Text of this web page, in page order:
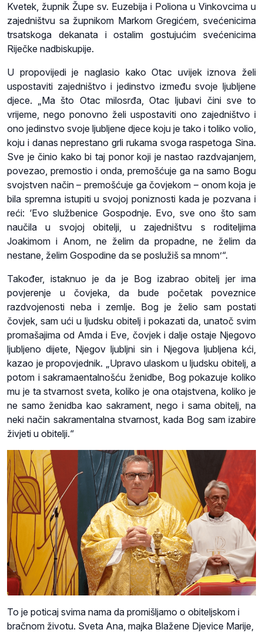
Kvetek, župnik Župe sv. Euzebija i Poliona u Vinkovcima u
zajedništvu sa župnikom Markom Gregićem, svećenicima
trsatskoga dekanata i ostalim gostujućim svećenicima
Riječke nadbiskupije.
U propovijedi je naglasio kako Otac uvijek iznova želi
uspostaviti zajedništvo i jedinstvo između svoje ljubljene
djece. „Ma što Otac milosrđa, Otac ljubavi čini sve to
vrijeme, nego ponovno želi uspostaviti ono zajedništvo i
ono jedinstvo svoje ljubljene djece koju je tako i toliko volio,
koju i danas neprestano grli rukama svoga raspetoga Sina.
Sve je činio kako bi taj ponor koji je nastao razdvajanjem,
povezao, premostio i onda, premošćuje ga na samo Bogu
svojstven način – premošćuje ga čovjekom – onom koja je
bila spremna istupiti u svojoj poniznosti kada je pozvana i
reći: ‘Evo službenice Gospodnje. Evo, sve ono što sam
naučila u svojoj obitelji, u zajedništvu s roditeljima
Joakimom i Anom, ne želim da propadne, ne želim da
nestane, želim Gospodine da se poslužiš sa mnom’“.
Također, istaknuo je da je Bog izabrao obitelj jer ima
povjerenje u čovjeka, da bude početak poveznice
razdvojenosti neba i zemlje. Bog je želio sam postati
čovjek, sam ući u ljudsku obitelj i pokazati da, unatoč svim
promašajima od Amda i Eve, čovjek i dalje ostaje Njegovo
ljubljeno dijete, Njegov ljubljni sin i Njegova ljubljena kći,
kazao je propovjednik. „Upravo ulaskom u ljudsku obitelj, a
potom i sakramaentalnošću ženidbe, Bog pokazuje koliko
mu je ta stvarnost sveta, koliko je ona otajstvena, koliko je
ne samo ženidba kao sakrament, nego i sama obitelj, na
neki način sakramentalna stvarnost, kada Bog sam izabire
živjeti u obitelji.“
To je poticaj svima nama da promišljamo o obiteljskom i
bračnom životu. Sveta Ana, majka Blažene Djevice Marije,